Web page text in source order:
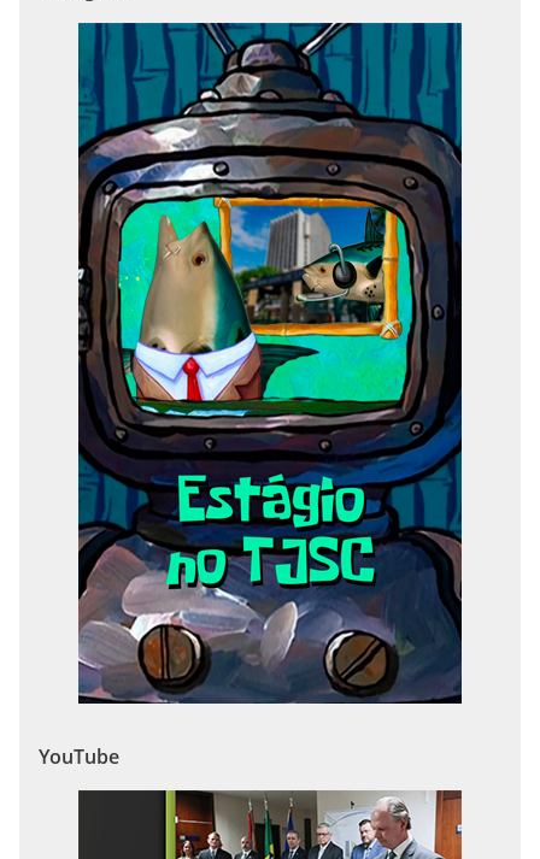
YouTube